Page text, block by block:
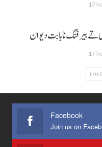
17
17
Facebook